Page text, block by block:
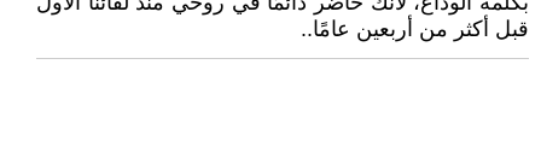
قبل أكثر من أربعين عامًا..